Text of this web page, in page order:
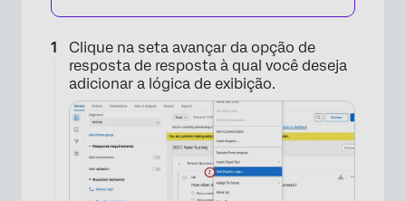
Clique na seta avançar da opção de
resposta de resposta à qual você deseja
adicionar a lógica de exibição.